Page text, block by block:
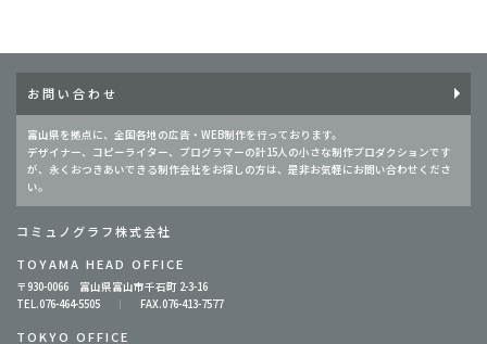
お問い合わせ
富山県を拠点に、全国各地の広告・WEB制作を行っております。
デザイナー、コピーライター、プログラマーの計15人の小さな制作プロダクションです
が、永くおつきあいできる制作会社をお探しの方は、是非お気軽にお問い合わせくださ
い。
コミュノグラフ株式会社
TOYAMA HEAD OFFICE
〒930-0066 富山県富山市千石町 2-3-16
TEL.076-464-5505
FAX.076-413-7577
TOKYO OFFICE